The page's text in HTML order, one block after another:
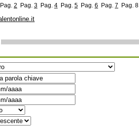
Pag. 2 Pag. 3 Pag. 4 Pag. 5 Pag. 6 Pag. 7 Pag. 8